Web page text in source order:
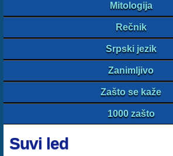
Mitologija
Rečnik
Srpski jezik
Zanimljivo
Zašto se kaže
1000 zašto
Suvi led